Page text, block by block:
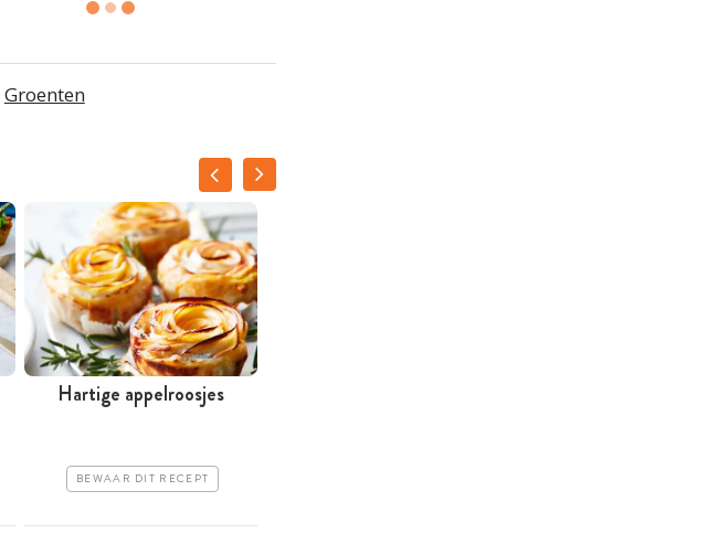
Groenten
Hartige appelroosjes
BEWAAR DIT RECEPT